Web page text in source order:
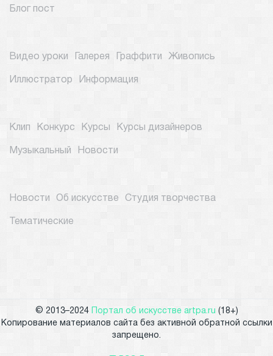
Блог пост
Видео уроки Галерея Граффити Живопись
Иллюстратор Информация
Клип Конкурс Курсы Курсы дизайнеров
Музыкальный Новости
Новости Об искусстве Студия творчества
Тематические
© 2013–2024 Портал об искусстве artpa.ru (18+)
Копирование материалов сайта без активной обратной ссылки
запрещено.